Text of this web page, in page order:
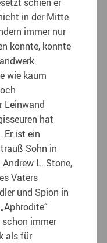
in der Mitte
immer nur
konnte, konnte
wie kaum
Leinwand
hat
Er ist ein
Sohn in
Andrew L. Stone,
Vaters
und Spion in
immer
als für